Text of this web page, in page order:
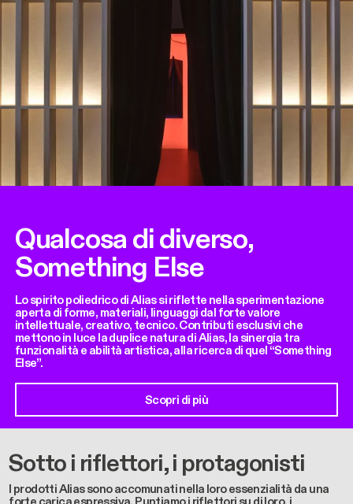
Qualcosa di diverso,
Something Else
Lo spirito poliedrico di Alias si riflette nella sperimentazione
aperta di forme, materiali, linguaggi dal forte valore
intellettuale, creativo, tecnico. Contributi esclusivi che
mettono in luce la duplice natura di Alias, la sinergia tra
funzionalità e abilità artistica, alla ricerca di quel “Something
Else”.
Scopri di più
Sotto i riflettori, i protagonisti
I prodotti Alias sono accomunati nella loro essenzialità da una